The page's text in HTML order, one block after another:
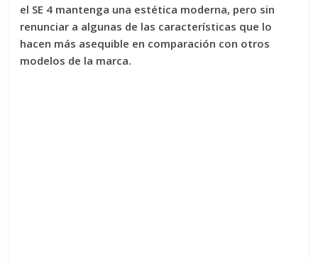
el SE 4 mantenga una estética moderna, pero sin
renunciar a algunas de las características que lo
hacen más asequible en comparación con otros
modelos de la marca.